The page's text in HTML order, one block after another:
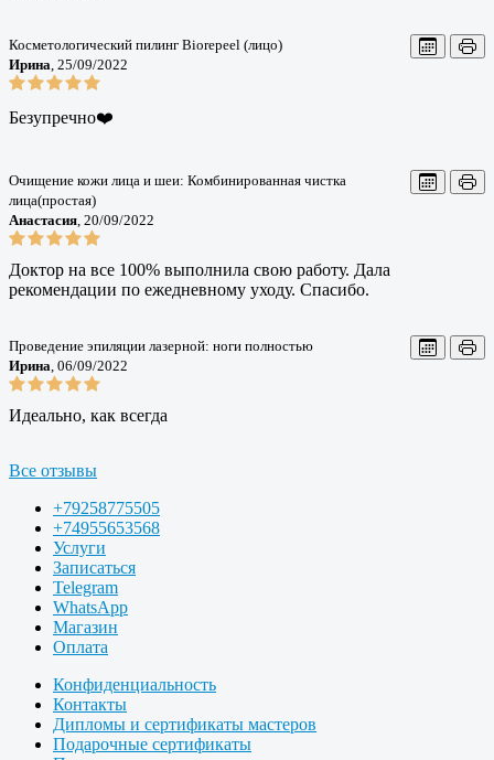
Косметологический пилинг Biorepeel (лицо)
Ирина, 25/09/2022
Безупречно❤️
Очищение кожи лица и шеи: Комбинированная чистка
лица(простая)
Анастасия, 20/09/2022
Доктор на все 100% выполнила свою работу. Дала
рекомендации по ежедневному уходу. Спасибо.
Проведение эпиляции лазерной: ноги полностью
Ирина, 06/09/2022
Идеально, как всегда
Все отзывы
+79258775505
+74955653568
Услуги
Записаться
Telegram
WhatsApp
Магазин
Оплата
Конфиденциальность
Контакты
Дипломы и сертификаты мастеров
Подарочные сертификаты